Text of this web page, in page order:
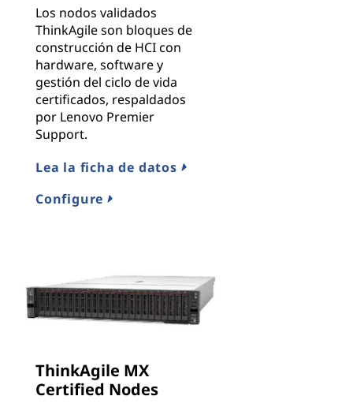
Los nodos validados
ThinkAgile son bloques de
construcción de HCI con
hardware, software y
gestión del ciclo de vida
certificados, respaldados
por Lenovo Premier
Support.
Lea la ficha de datos
Configure
ThinkAgile MX
Certified Nodes